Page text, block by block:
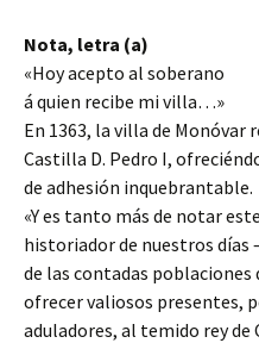
Nota, letra (a)
«Hoy acepto al soberano
á quien recibe mi villa…»
En 1363, la villa de Monóvar
Castilla D. Pedro I,
de adhesión inquebrantable.
«Y es tanto más de notar
historiador de nuestros días
de las contadas poblaciones
ofrecer valiosos presentes,
aduladores, al temido rey